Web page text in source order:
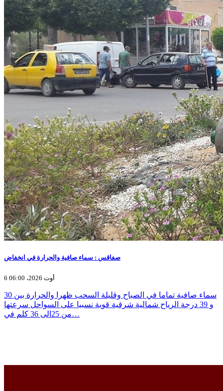
صفاقس : سماء صافية والحرارة في انخفاض
6 أوت 2026، 06:00
سماء صافية تماما في الصباح وقليلة السحب ظهرا والحرارة بين 30
و 39 درجة الرياح شمالية شرقية قوية نسبيا على السواحل سرعتها
من 25الى 36 كلم في…